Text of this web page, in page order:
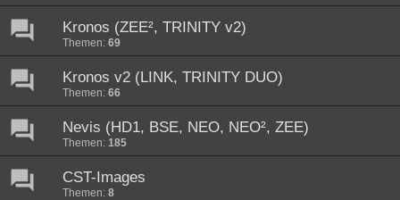
Kronos (ZEE², TRINITY v2)
Themen: 69
Kronos v2 (LINK, TRINITY DUO)
Themen: 66
Nevis (HD1, BSE, NEO, NEO², ZEE)
Themen: 185
CST-Images
Themen: 8